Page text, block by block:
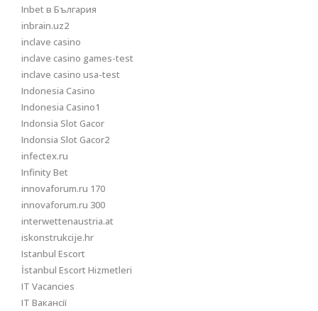
Inbet в България
inbrain.uz2
inclave casino
inclave casino games-test
inclave casino usa-test
Indonesia Casino
Indonesia Casino1
Indonsia Slot Gacor
Indonsia Slot Gacor2
infectex.ru
Infinity Bet
innovaforum.ru 170
innovaforum.ru 300
interwettenaustria.at
iskonstrukcije.hr
Istanbul Escort
İstanbul Escort Hizmetleri
IT Vacancies
IT Вакансії